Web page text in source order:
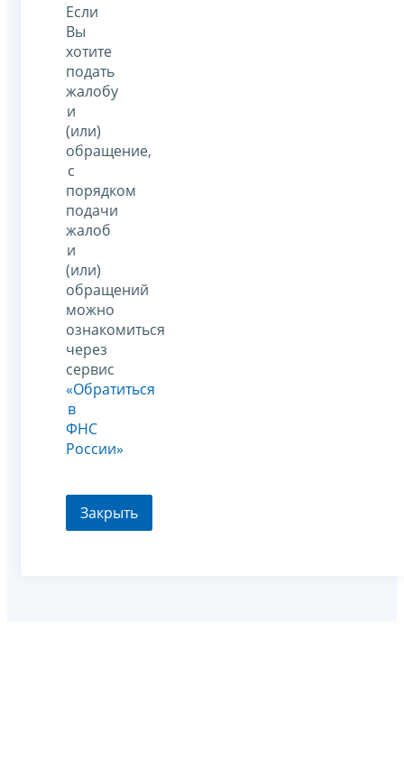
Если
Вы
хотите
подать
жалобу
и
(или)
обращение,
с
порядком
подачи
жалоб
и
(или)
обращений
можно
ознакомиться
через
сервис
«Обратиться
в
ФНС
России»
Закрыть